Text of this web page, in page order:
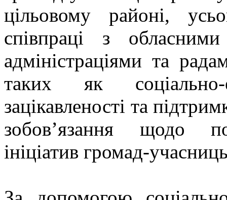
цільовому районі,
співпраці з
адміністраціями та
таких як
зацікавленості та
зобов’язання щодо
ініціатив громад-